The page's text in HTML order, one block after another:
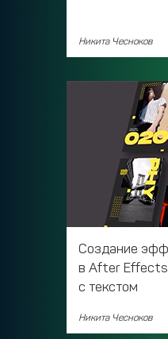
Никита Чесноков
Создание
в After
с текстом
Никита Чесноков